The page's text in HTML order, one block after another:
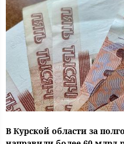
В Курской области за